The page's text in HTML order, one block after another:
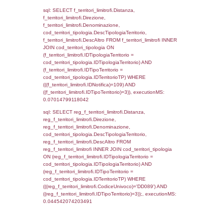
INNER JOIN d1_controlli ON
d1_controlli.UntAmmTerr where
executionMS: 0.022402048110962
sql: SELECT * FROM d2_autorizzazioni
IDNotifica=109, executionMS:
sql: SELECT Ispezione, IDArticoloComma,
StatoIspezione,
'%d/%m/%Y') as DataApertura,
DATE_FORMAT(DataChiusura, '%d/%m/
DataChiusura,
'%d/%m/%Y') as DataUltimoPIR FROM
WHERE (((d3_ispezioni.IDNotifica)=109)),
0.00063419342041016
sql: SELECT el_nazioni.DescIT,
FROM f_confini_stato INNER JOIN